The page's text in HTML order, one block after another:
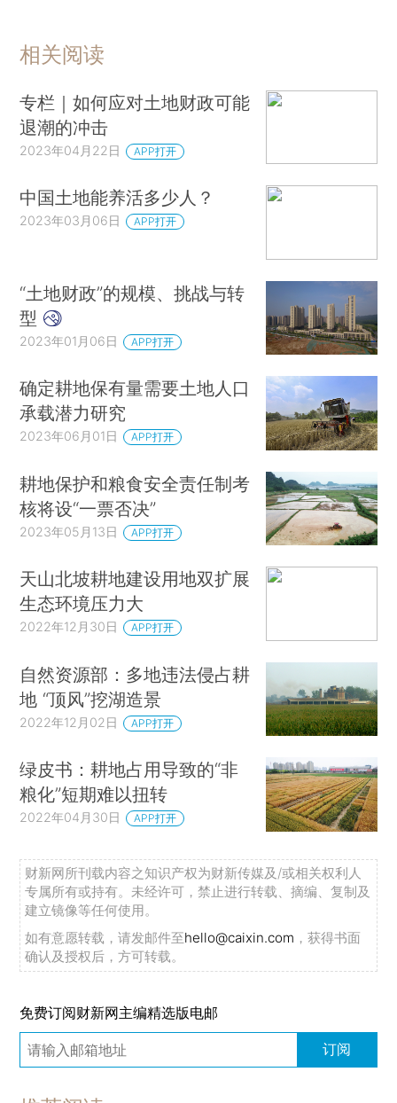
相关阅读
专栏｜如何应对土地财政可能
退潮的冲击
2023年04月22日 APP打开
中国土地能养活多少人？
2023年03月06日 APP打开
“土地财政”的规模、挑战与转
型
2023年01月06日 APP打开
确定耕地保有量需要土地人口
承载潜力研究
2023年06月01日 APP打开
耕地保护和粮食安全责任制考
核将设“一票否决”
2023年05月13日 APP打开
天山北坡耕地建设用地双扩展
生态环境压力大
2022年12月30日 APP打开
自然资源部：多地违法侵占耕
地 “顶风”挖湖造景
2022年12月02日 APP打开
绿皮书：耕地占用导致的“非
粮化”短期难以扭转
2022年04月30日 APP打开
财新网所刊载内容之知识产权为财新传媒及/或相关权利人
专属所有或持有。未经许可，禁止进行转载、摘编、复制及
建立镜像等任何使用。
如有意愿转载，请发邮件至hello@caixin.com ，获得书面
确认及授权后，方可转载。
免费订阅财新网主编精选版电邮
订阅